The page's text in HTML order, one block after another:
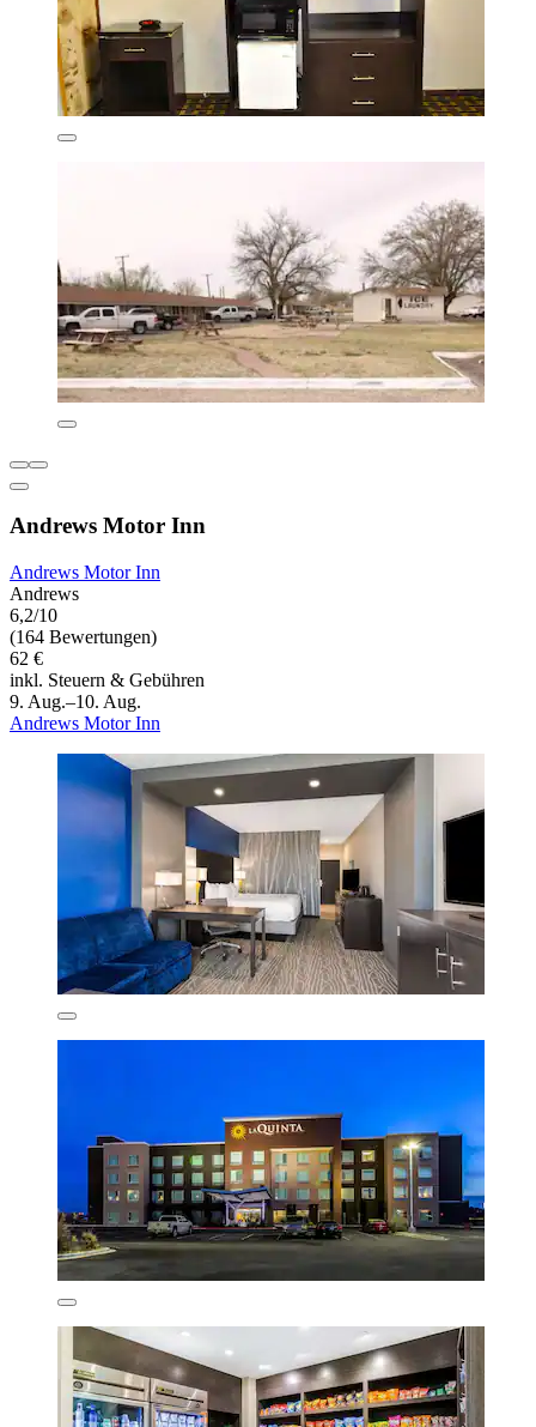
Andrews Motor Inn
Andrews Motor Inn
Andrews
6,2/10
(164 Bewertungen)
62 €
inkl. Steuern & Gebühren
9. Aug.–10. Aug.
Andrews Motor Inn